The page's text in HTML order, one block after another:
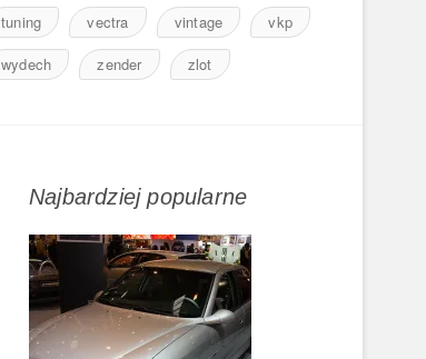
tuning
vectra vintage
vkp
wydech
zender zlot
Najbardziej popularne